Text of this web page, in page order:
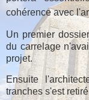
cohérence avec
Un premier
du carrelage
projet.
Ensuite
tranches s'est